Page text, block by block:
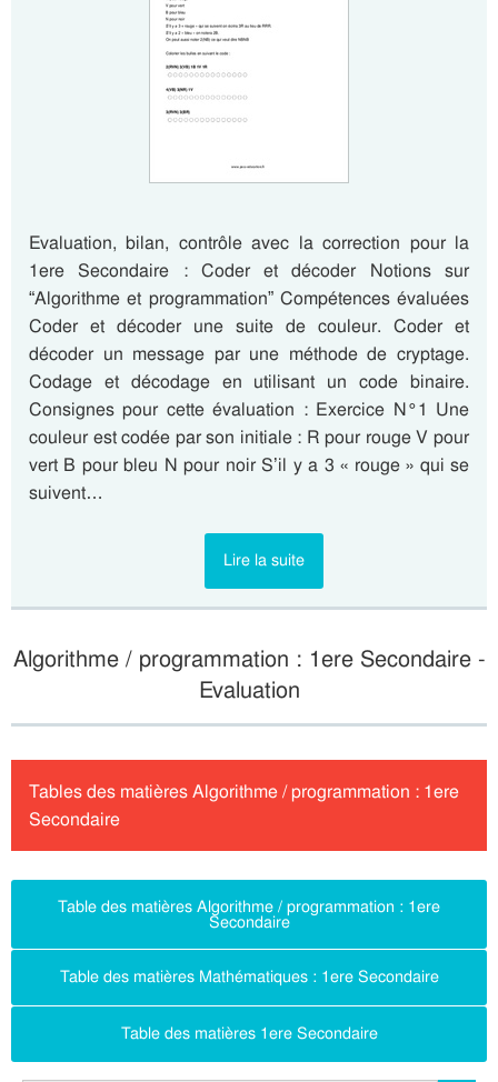
Evaluation, bilan, contrôle avec la correction pour la
1ere Secondaire : Coder et décoder Notions sur
“Algorithme et programmation” Compétences évaluées
Coder et décoder une suite de couleur. Coder et
décoder un message par une méthode de cryptage.
Codage et décodage en utilisant un code binaire.
Consignes pour cette évaluation : Exercice N°1 Une
couleur est codée par son initiale : R pour rouge V pour
vert B pour bleu N pour noir S’il y a 3 « rouge » qui se
suivent…
Lire la suite
Algorithme / programmation : 1ere Secondaire -
Evaluation
Tables des matières Algorithme / programmation : 1ere
Secondaire
Table des matières Algorithme / programmation : 1ere
Secondaire
Table des matières Mathématiques : 1ere Secondaire
Table des matières 1ere Secondaire